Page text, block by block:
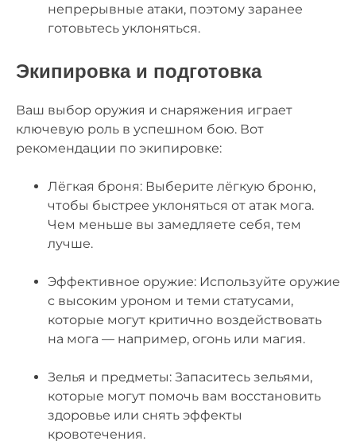
непрерывные атаки, поэтому заранее
готовьтесь уклоняться.
Экипировка и подготовка
Ваш выбор оружия и снаряжения играет
ключевую роль в успешном бою. Вот
рекомендации по экипировке:
Лёгкая броня: Выберите лёгкую броню,
чтобы быстрее уклоняться от атак мога.
Чем меньше вы замедляете себя, тем
лучше.
Эффективное оружие: Используйте оружие
с высоким уроном и теми статусами,
которые могут критично воздействовать
на мога — например, огонь или магия.
Зелья и предметы: Запаситесь зельями,
которые могут помочь вам восстановить
здоровье или снять эффекты
кровотечения.